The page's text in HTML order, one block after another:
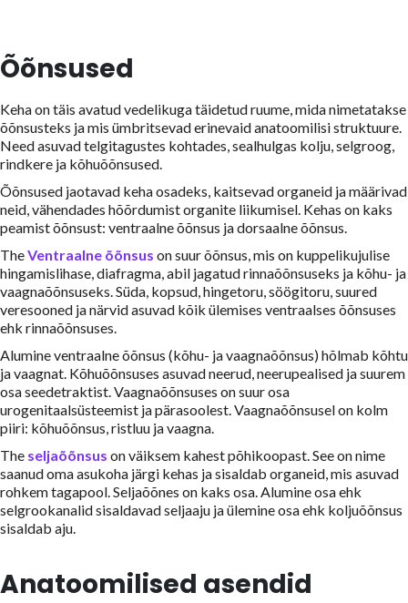
Õõnsused
Keha on täis avatud vedelikuga täidetud ruume, mida nimetatakse
õõnsusteks ja mis ümbritsevad erinevaid anatoomilisi struktuure.
Need asuvad telgitagustes kohtades, sealhulgas kolju, selgroog,
rindkere ja kõhuõõnsused.
Õõnsused jaotavad keha osadeks, kaitsevad organeid ja määrivad
neid, vähendades hõõrdumist organite liikumisel. Kehas on kaks
peamist õõnsust: ventraalne õõnsus ja dorsaalne õõnsus.
TheVentraalne õõnsus on suur õõnsus, mis on kuppelikujulise
hingamislihase, diafragma, abil jagatud rinnaõõnsuseks ja kõhu- ja
vaagnaõõnsuseks. Süda, kopsud, hingetoru, söögitoru, suured
veresooned ja närvid asuvad kõik ülemises ventraalses õõnsuses
ehk rinnaõõnsuses.
Alumine ventraalne õõnsus (kõhu- ja vaagnaõõnsus) hõlmab kõhtu
ja vaagnat. Kõhuõõnsuses asuvad neerud, neerupealised ja suurem
osa seedetraktist. Vaagnaõõnsuses on suur osa
urogenitaalsüsteemist ja pärasoolest. Vaagnaõõnsusel on kolm
piiri: kõhuõõnsus, ristluu ja vaagna.
The seljaõõnsus on väiksem kahest põhikoopast. See on nime
saanud oma asukoha järgi kehas ja sisaldab organeid, mis asuvad
rohkem tagapool. Seljaõõnes on kaks osa. Alumine osa ehk
selgrookanalid sisaldavad seljaaju ja ülemine osa ehk koljuõõnsus
sisaldab aju.
Anatoomilised asendid